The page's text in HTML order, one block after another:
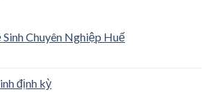
Chuyên Nghiệp Huế
định kỳ